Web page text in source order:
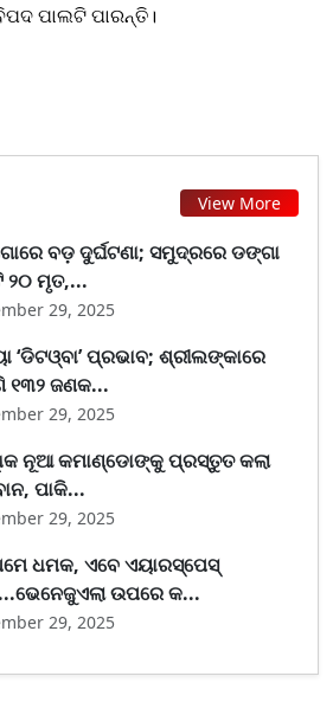
ପାଲଟି ପାରନ୍ତି।
View More
ବଡ଼ ଦୁର୍ଘଟଣା; ସମୁଦ୍ରରେ ଡଙ୍ଗା
ମୃତ,...
29, 2025
‘ଡିଟଓ୍ବା’ ପ୍ରଭାବ; ଶ୍ରୀଲଙ୍କାରେ
୧୩୨ ଜଣକ...
29, 2025
ନୂଆ କମାଣ୍ଡୋଙ୍କୁ ପ୍ରସ୍ତୁତ କଲା
ପାକି...
29, 2025
ଧମକ, ଏବେ ଏୟାରସ୍ପେସ୍
ଉପରେ କ...
29, 2025